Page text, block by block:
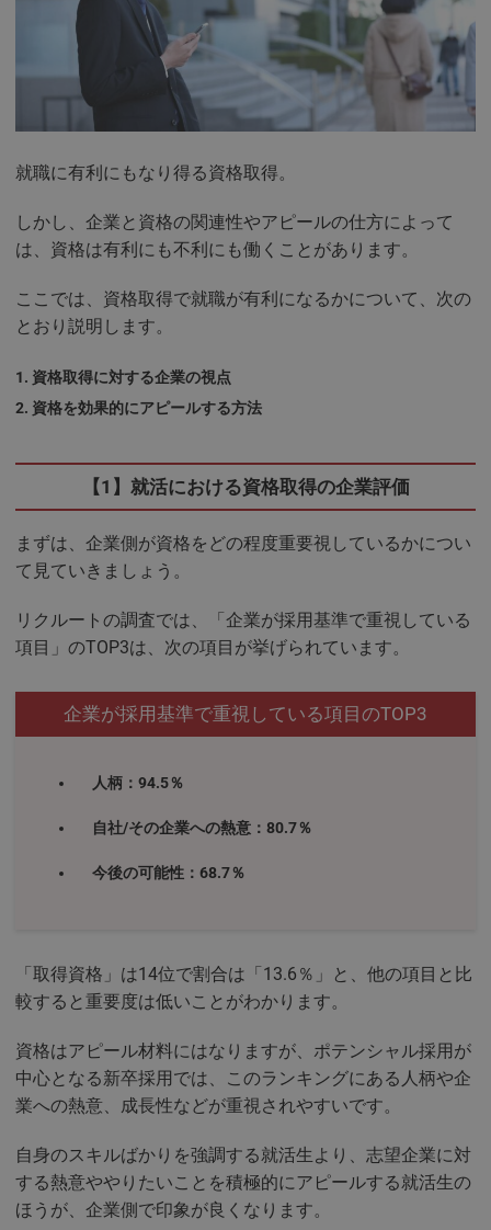
就職に有利にもなり得る資格取得。
しかし、企業と資格の関連性やアピールの仕方によって
は、資格は有利にも不利にも働くことがあります。
ここでは、資格取得で就職が有利になるかについて、次の
とおり説明します。
資格取得に対する企業の視点
資格を効果的にアピールする方法
【1】就活における資格取得の企業評価
まずは、企業側が資格をどの程度重要視しているかについ
て見ていきましょう。
リクルートの調査では、「企業が採用基準で重視している
項目」のTOP3は、次の項目が挙げられています。
企業が採用基準で重視している項目のTOP3
人柄：94.5％
自社/その企業への熱意：80.7％
今後の可能性：68.7％
「取得資格」は14位で割合は「13.6％」と、他の項目と比
較すると重要度は低いことがわかります。
資格はアピール材料にはなりますが、ポテンシャル採用が
中心となる新卒採用では、このランキングにある人柄や企
業への熱意、成長性などが重視されやすいです。
自身のスキルばかりを強調する就活生より、志望企業に対
する熱意ややりたいことを積極的にアピールする就活生の
ほうが、企業側で印象が良くなります。